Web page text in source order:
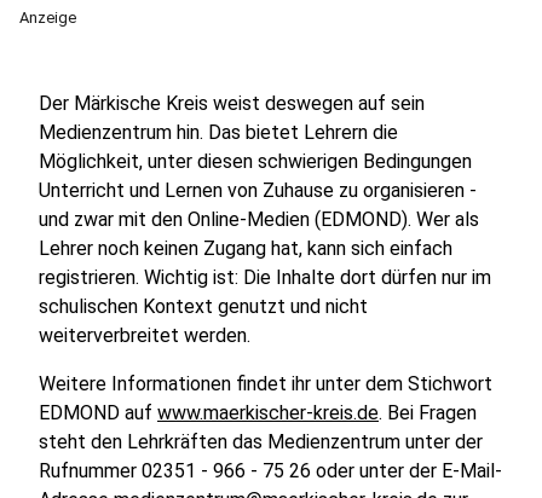
Anzeige
Der Märkische Kreis weist deswegen auf sein
Medienzentrum hin. Das bietet Lehrern die
Möglichkeit, unter diesen schwierigen Bedingungen
Unterricht und Lernen von Zuhause zu organisieren -
und zwar mit den Online-Medien (EDMOND). Wer als
Lehrer noch keinen Zugang hat, kann sich einfach
registrieren. Wichtig ist: Die Inhalte dort dürfen nur im
schulischen Kontext genutzt und nicht
weiterverbreitet werden.
Weitere Informationen findet ihr unter dem Stichwort
EDMOND auf www.maerkischer-kreis.de. Bei Fragen
steht den Lehrkräften das Medienzentrum unter der
Rufnummer 02351 - 966 - 75 26 oder unter der E-Mail-